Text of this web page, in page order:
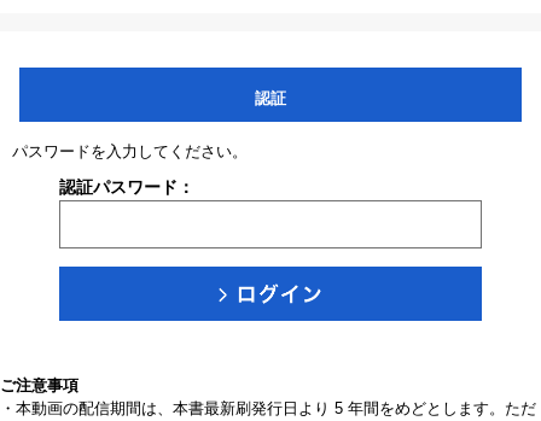
認証
パスワードを入力してください。
認証パスワード：
ご注意事項
・本動画の配信期間は、本書最新刷発行日より 5 年間をめどとします。ただ